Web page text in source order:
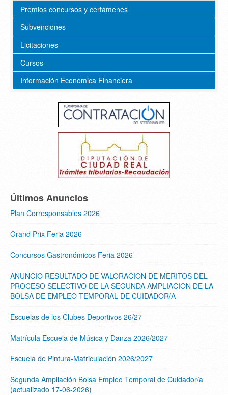
Premios concursos y certámenes
Subvenciones
Licitaciones
Cursos
Información Económica Financiera
Últimos Anuncios
Plan Corresponsables 2026
Grand Prix Feria 2026
Concursos Gastronómicos Feria 2026
ANUNCIO RESULTADO DE VALORACION DE MERITOS DEL
PROCESO SELECTIVO DE LA SEGUNDA AMPLIACION DE LA
BOLSA DE EMPLEO TEMPORAL DE CUIDADOR/A
Escuelas de los Clubes Deportivos 26/27
Matrícula Escuela de Música y Danza 2026/2027
Escuela de Pintura-Matriculación 2026/2027
Segunda Ampliación Bolsa Empleo Temporal de Cuidador/a
(actualizado 17-06-2026)